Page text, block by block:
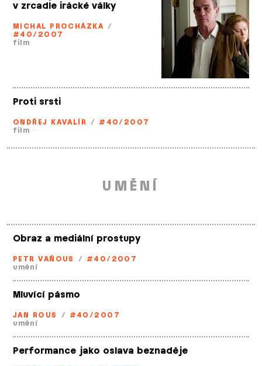
v zrcadle irácké války
MICHAL PROCHÁZKA /
#40/2007
film
Proti srsti
ONDŘEJ KAVALÍR / #40/2007
film
UMĚNÍ
Obraz a mediální prostupy
PETR VAŇOUS / #40/2007
umění
Mluvící pásmo
JAN ROUS / #40/2007
umění
Performance jako oslava beznaděje